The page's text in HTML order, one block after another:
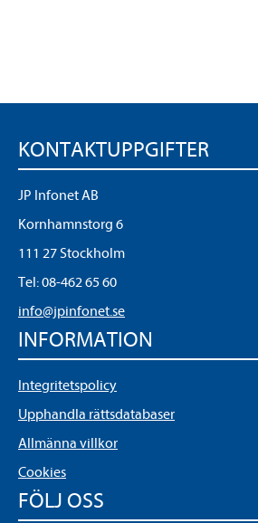
KONTAKTUPPGIFTER
JP Infonet AB
Kornhamnstorg 6
111 27 Stockholm
Tel:08-462 65 60
info@jpinfonet.se
INFORMATION
Integritetspolicy
Upphandla rättsdatabaser
Allmänna villkor
Cookies
FÖLJ OSS